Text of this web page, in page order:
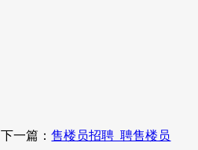
下一篇：售楼员招聘_聘售楼员